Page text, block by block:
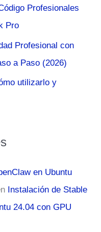
Profesionales
Pro
Profesional con
a Paso (2026)
utilizarlo y
en Ubuntu
Instalación de Stable
24.04 con GPU